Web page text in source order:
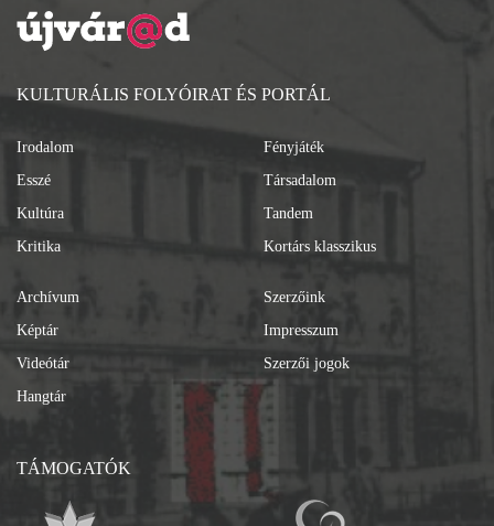
KULTURÁLIS FOLYÓIRAT ÉS PORTÁL
Irodalom
Esszé
Kultúra
Kritika
Fényjáték
Társadalom
Tandem
Kortárs klasszikus
Archívum
Képtár
Videótár
Hangtár
Szerzőink
Impresszum
Szerzői jogok
TÁMOGATÓK